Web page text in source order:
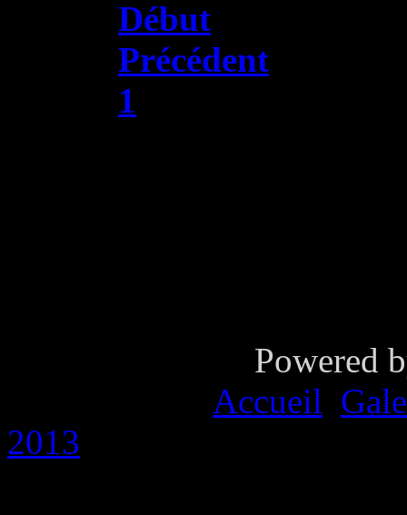
Début
Précédent
1
Powered
Accueil
2013